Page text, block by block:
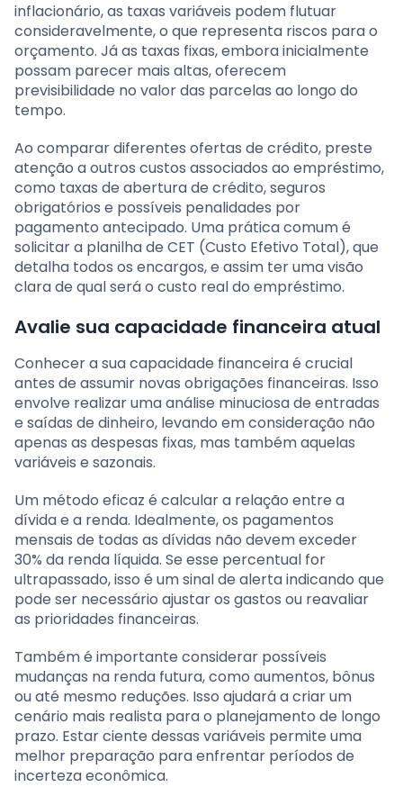
inflacionário, as taxas variáveis podem flutuar
consideravelmente, o que representa riscos para o
orçamento. Já as taxas fixas, embora inicialmente
possam parecer mais altas, oferecem
previsibilidade no valor das parcelas ao longo do
tempo.
Ao comparar diferentes ofertas de crédito, preste
atenção a outros custos associados ao empréstimo,
como taxas de abertura de crédito, seguros
obrigatórios e possíveis penalidades por
pagamento antecipado. Uma prática comum é
solicitar a planilha de CET (Custo Efetivo Total), que
detalha todos os encargos, e assim ter uma visão
clara de qual será o custo real do empréstimo.
Avalie sua capacidade financeira atual
Conhecer a sua capacidade financeira é crucial
antes de assumir novas obrigações financeiras. Isso
envolve realizar uma análise minuciosa de entradas
e saídas de dinheiro, levando em consideração não
apenas as despesas fixas, mas também aquelas
variáveis e sazonais.
Um método eficaz é calcular a relação entre a
dívida e a renda. Idealmente, os pagamentos
mensais de todas as dívidas não devem exceder
30% da renda líquida. Se esse percentual for
ultrapassado, isso é um sinal de alerta indicando que
pode ser necessário ajustar os gastos ou reavaliar
as prioridades financeiras.
Também é importante considerar possíveis
mudanças na renda futura, como aumentos, bônus
ou até mesmo reduções. Isso ajudará a criar um
cenário mais realista para o planejamento de longo
prazo. Estar ciente dessas variáveis permite uma
melhor preparação para enfrentar períodos de
incerteza econômica.